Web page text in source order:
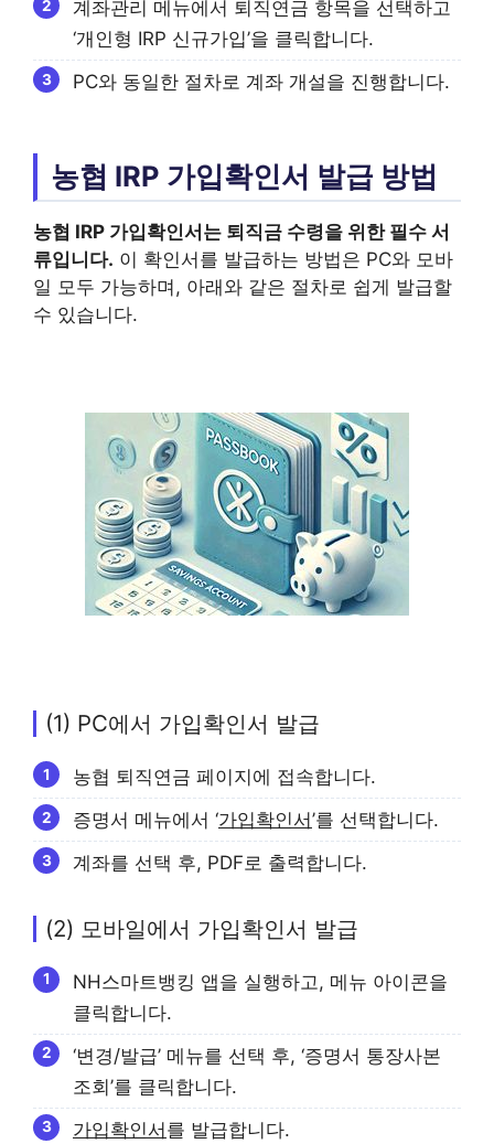
계좌관리 메뉴에서 퇴직연금 항목을 선택하고
‘개인형 IRP 신규가입’을 클릭합니다.
PC와 동일한 절차로 계좌 개설을 진행합니다.
농협 IRP 가입확인서 발급 방법
농협 IRP 가입확인서 는 퇴직금 수령을 위한 필수 서
류입니다. 이 확인서를 발급하는 방법은 PC와 모바
일 모두 가능하며, 아래와 같은 절차로 쉽게 발급할
수 있습니다.
(1) PC에서 가입확인서 발급
농협 퇴직연금 페이지에 접속합니다.
증명서 메뉴에서 ‘가입확인서’를 선택합니다.
계좌를 선택 후, PDF로 출력합니다.
(2) 모바일에서 가입확인서 발급
NH스마트뱅킹 앱을 실행하고, 메뉴 아이콘을
클릭합니다.
‘변경/발급’ 메뉴를 선택 후, ‘증명서 통장사본
조회’를 클릭합니다.
가입확인서를 발급합니다.